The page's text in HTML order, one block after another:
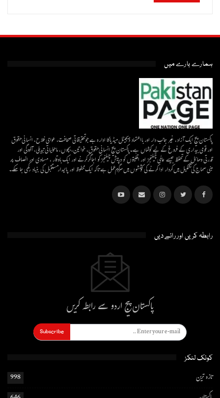
ہمارے بارے میں
پاکستان پیج ایک آزاد، غیر جانب دار اور بااعتماد ڈیجیٹل میڈیاکا ادارہ ہے جو تحقیقاتی صحافت، عوامی فلاح، انسانی حقوق
اور قومی بیداری کے فروغ کے لیے کوشاں ہے۔پاکستان پیج انسانی حقوق، خواتین، بچوں، ماحولیاتی تبدیلی، آلودگی اور
قدرتی وسائل کے تحفظ جیسے عالمی چیلنجز اور اقلیتوں کو درپیش چیلنجز کو اجاگر کرنے اور ایک باوقار ، مساوی اور انصاف پر
مبنی سماج کی تشکیل میں کردار ادا کرنے کی کوششوں میں سرگرم عمل ہےتاکہ ایک محفوظ اور پائیدار مستقبل کی بنیاد رکھی جا سکے۔
رابطہ کریں اور رائے دیں
پاکستان پیج اردو سے رابطہ کریں
Subscribe
کوئک لنکز
تازہ ترین
998